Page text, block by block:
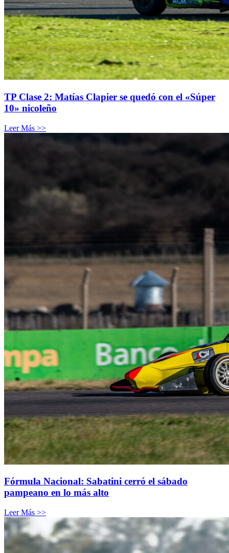
TP Clase 2: Matías Clapier se quedó con el «Súper
10» nicoleño
Leer Más >>
Fórmula Nacional: Sabatini cerró el sábado
pampeano en lo más alto
Leer Más >>